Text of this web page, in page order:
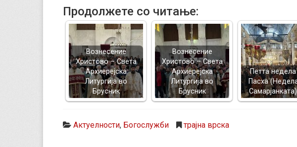
Продолжете со читање:
Вознесение
Христово – Света
Архиерејска
Литургија во
Брусник
Вознесение
Христово – Света
Архиерејска
Литургија во
Брусник
Петта
Пасха
Актуелности, Богослужби трајна врска